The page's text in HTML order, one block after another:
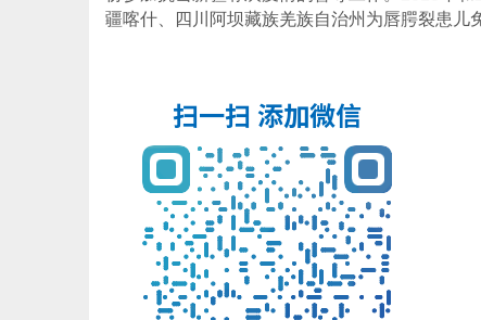
疆喀什、四川阿坝藏族羌族自治州为唇腭裂患儿